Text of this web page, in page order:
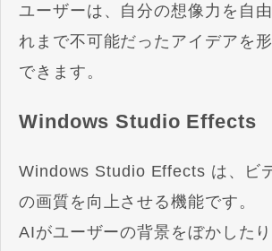
ユーザーは、自分の想像力を自
れまで不可能だったアイデアを
できます。
Windows Studio Effects
Windows Studio Effects は、ビ
の画質を向上させる機能です。
AIがユーザーの背景をぼかした